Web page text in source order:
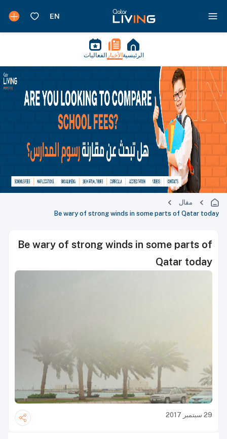
الرئيسية الأخبار الفعاليات
مقال
Be wary of strong winds in some parts of Qatar today
Be wary of strong winds in some parts of
Qatar today
29 سبتمبر 2017